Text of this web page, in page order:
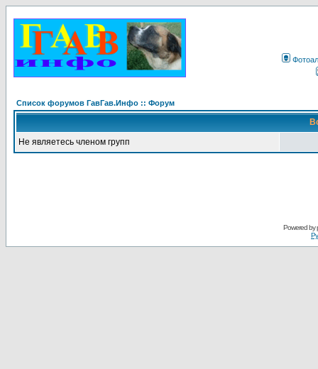
Список форумов ГавГав.Инфо :: Форум
Не являетесь членом групп
Powered by